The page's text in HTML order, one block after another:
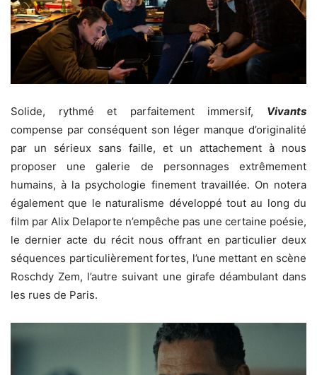
Solide, rythmé et parfaitement immersif, Vivants
compense par conséquent son léger manque d’originalité
par un sérieux sans faille, et un attachement à nous
proposer une galerie de personnages extrêmement
humains, à la psychologie finement travaillée. On notera
également que le naturalisme développé tout au long du
film par Alix Delaporte n’empêche pas une certaine poésie,
le dernier acte du récit nous offrant en particulier deux
séquences particulièrement fortes, l’une mettant en scène
Roschdy Zem, l’autre suivant une girafe déambulant dans
les rues de Paris.